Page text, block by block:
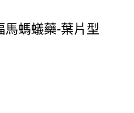
馬螞蟻藥-葉片型